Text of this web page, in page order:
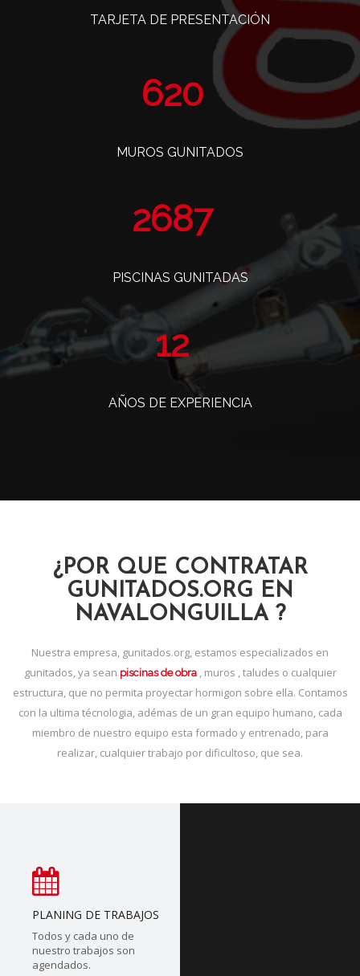
TARJETA DE PRESENTACIÓN
739
MUROS GUNITADOS
3203
PISCINAS GUNITADAS
14
AÑOS DE EXPERIENCIA
¿POR QUE CONTRATAR
GUNITADOS.ORG EN
NAVALONGUILLA ?
Nuestra empresa, gunitados.org, estamos especializados en
gunitados, ya sean piscinas de obra, muros , taludes o cualquier
estructura, que no permita proyectar hormigon sobre ella. Contamos
con la ultima técnologia, adémas de un gran equipo humano, cada
miembro de nuestro equipo esta formado y entrenado, para
realizar, cualquier trabajo por dificultoso, que sea.
PLANING DE TRABAJOS
Todos y cada uno de
nuestro trabajos son
agendados.